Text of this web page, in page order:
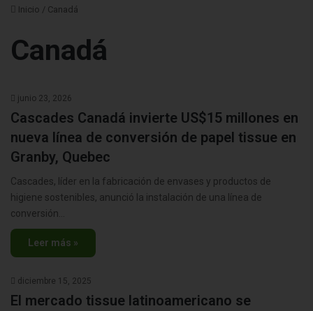
Inicio / Canadá
Canadá
junio 23, 2026
Cascades Canadá invierte US$15 millones en
nueva línea de conversión de papel tissue en
Granby, Quebec
Cascades, líder en la fabricación de envases y productos de
higiene sostenibles, anunció la instalación de una línea de
conversión…
Leer más »
diciembre 15, 2025
El mercado tissue latinoamericano se